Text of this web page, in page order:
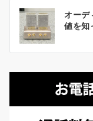
ョ
オーデ
値を知